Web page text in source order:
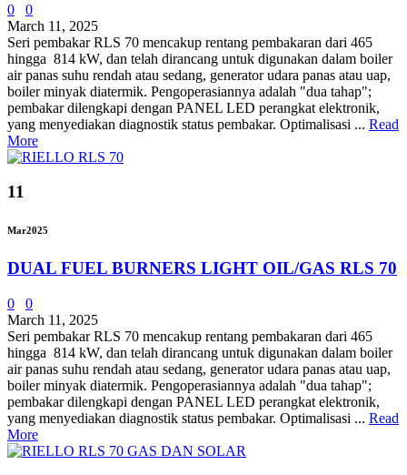
0
0
March 11, 2025
Seri pembakar RLS 70 mencakup rentang pembakaran dari 465
hingga 814 kW, dan telah dirancang untuk digunakan dalam boiler
air panas suhu rendah atau sedang, generator udara panas atau uap,
boiler minyak diatermik. Pengoperasiannya adalah "dua tahap";
pembakar dilengkapi dengan PANEL LED perangkat elektronik,
yang menyediakan diagnostik status pembakar. Optimalisasi ... Read
More
11
Mar2025
DUAL FUEL BURNERS LIGHT OIL/GAS RLS 70
0
0
March 11, 2025
Seri pembakar RLS 70 mencakup rentang pembakaran dari 465
hingga 814 kW, dan telah dirancang untuk digunakan dalam boiler
air panas suhu rendah atau sedang, generator udara panas atau uap,
boiler minyak diatermik. Pengoperasiannya adalah "dua tahap";
pembakar dilengkapi dengan PANEL LED perangkat elektronik,
yang menyediakan diagnostik status pembakar. Optimalisasi ... Read
More